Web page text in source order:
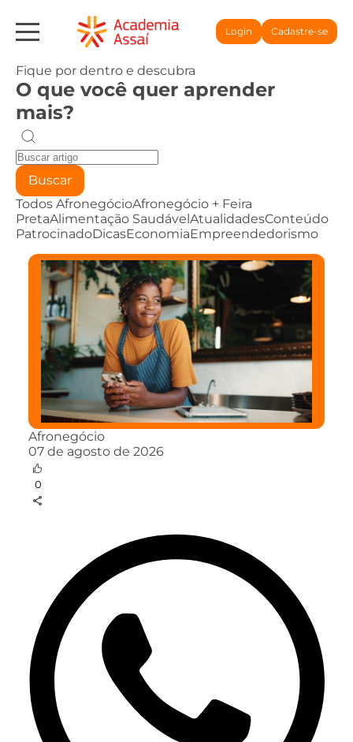
Login Cadastre-se
Fique por dentro e descubra
O que você quer aprender
mais?
Buscar
Todos AfronegócioAfronegócio + Feira
PretaAlimentação SaudávelAtualidadesConteúdo
PatrocinadoDicasEconomiaEmpreendedorismo
Afronegócio
07 de agosto de 2026
0